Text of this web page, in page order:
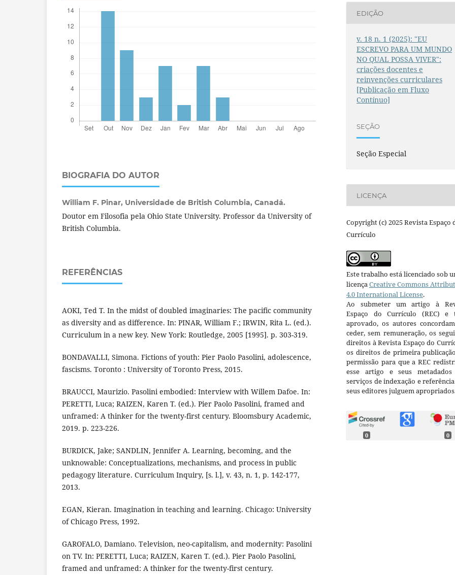
BIOGRAFIA DO AUTOR
William F. Pinar, Universidade de British Columbia, Canadá.
Doutor em Filosofia pela Ohio State University. Professor da University of
British Columbia.
REFERÊNCIAS
AOKI, Ted T. In the midst of doubled imaginaries: The pacific community
as diversity and as difference. In: PINAR, William F.; IRWIN, Rita L. (ed.).
Curriculum in a new key. New York: Routledge, 2005 [1995]. p. 303-319.
BONDAVALLI, Simona. Fictions of youth: Pier Paolo Pasolini, adolescence,
fascisms. Toronto : University of Toronto Press, 2015.
BRAUCCI, Maurizio. Pasolini embodied: Interview with Willem Dafoe. In:
PERETTI, Luca; RAIZEN, Karen T. (ed.). Pier Paolo Pasolini, framed and
unframed: A thinker for the twenty-first century. Bloomsbury Academic,
2019. p. 223-226.
BURDICK, Jake; SANDLIN, Jennifer A. Learning, becoming, and the
unknowable: Conceptualizations, mechanisms, and process in public
pedagogy literature. Curriculum Inquiry, [s. l.], v. 43, n. 1, p. 142-177,
2013.
EGAN, Kieran. Imagination in teaching and learning. Chicago: University
of Chicago Press, 1992.
GAROFALO, Damiano. Television, neo-capitalism, and modernity: Pasolini
on TV. In: PERETTI, Luca; RAIZEN, Karen T. (ed.). Pier Paolo Pasolini,
framed and unframed: A thinker for the twenty-first century.
EDIÇÃO
v. 18 n. 1 (2025): "EU
ESCREVO PARA UM MUNDO
NO QUAL POSSA VIVER":
criações docentes e
reinvenções curriculares
[Publicação em Fluxo
Contínuo]
SEÇÃO
Seção Especial
LICENÇA
Copyright (c) 2025 Revista Espaço
Currículo
Este trabalho está licenciado sob
licençaCreative Commons
4.0 International License.
Ao submeter um artigo à
Espaço do Currículo (REC) e
aprovado, os autores
ceder, sem remuneração, os
direitos à Revista Espaço do
os direitos de primeira
permissão para que a REC
esse artigo e seus metadados
serviços de indexação e
seus editores julguem
0 0